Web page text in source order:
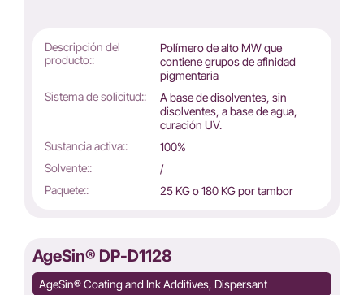
Descripción del
producto::
Polímero de alto MW que
contiene grupos de afinidad
pigmentaria
Sistema de solicitud::
A base de disolventes, sin
disolventes, a base de agua,
curación UV.
Sustancia activa::
100%
Solvente::
/
Paquete::
25 KG o 180 KG por tambor
AgeSin® DP-D1128
AgeSin® Coating and Ink Additives, Dispersant